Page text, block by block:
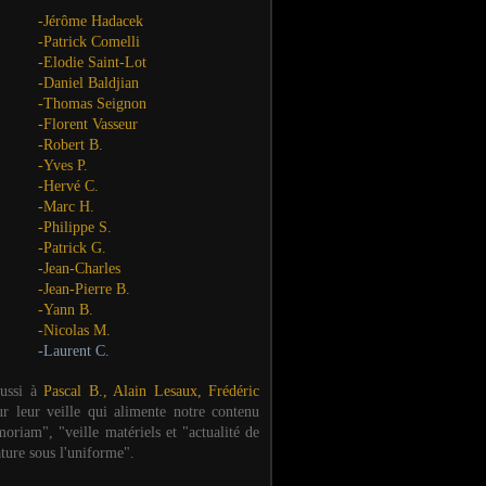
-Jérôme Hadacek
-Patrick Comelli
-Elodie Saint-Lot
-Daniel Baldjian
-Thomas Seignon
-Florent Vasseur
-Robert B.
-Yves P.
-Hervé C.
-Marc H.
-Philippe S.
-Patrick G.
-Jean-Charles
-Jean-Pierre B.
-Yann B.
-Nicolas M.
-Laurent C.
àPascal B., Alain Lesaux, Frédéric
leur veille qui alimente notre contenu
"veille matériels et "actualité de
sous l'uniforme".